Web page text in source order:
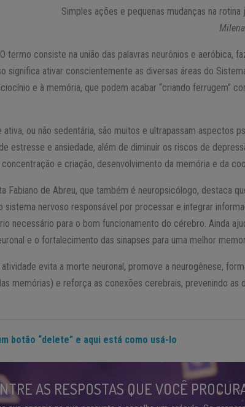
Simples ações e pequenas mudanças na
O termo consiste na união das palavras neurônios e aeróbica,
significa ativar conscientemente as diversas áreas do
e à memória, que podem acabar “criando ferrugem”
ou não sedentária, são muitos e ultrapassam aspectos
estresse e ansiedade, além de diminuir os riscos de
e criação, desenvolvimento da memória e da
Fabiano de Abreu, que também é neuropsicólogo, destaca
nervoso responsável por processar e integrar
necessário para o bom funcionamento do cérebro. Ainda
e o fortalecimento das sinapses para uma melhor
evita a morte neuronal, promove a neurogênese,
memórias) e reforça as conexões cerebrais, prevenindo as
botão “delete” e aqui está como usá-lo
AS RESPOSTAS QUE VOCÊ